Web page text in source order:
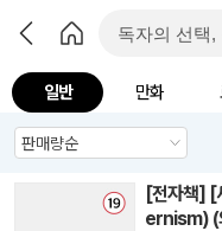
일반 만화
[전자책] [
ernism) (